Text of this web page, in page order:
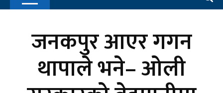
जनकपुर आएर गगन
थापाले भने– ओली